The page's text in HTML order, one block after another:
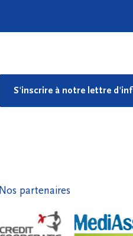
S'inscrire à notre lettre
Nos partenaires